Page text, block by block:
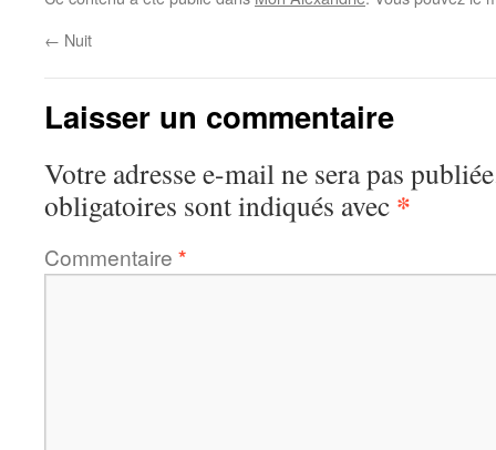
← Nuit
Laisser un commentaire
Votre adresse e-mail ne sera pas
obligatoires sont indiqués avec *
Commentaire *